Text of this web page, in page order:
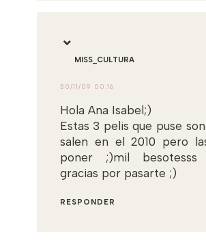
MISS_CULTURA
30/11/09 00:16
Hola Ana Isabel;)
Estas 3 pelis que puse
salen en el 2010 pero
poner ;)mil
gracias por pasarte ;)
RESPONDER